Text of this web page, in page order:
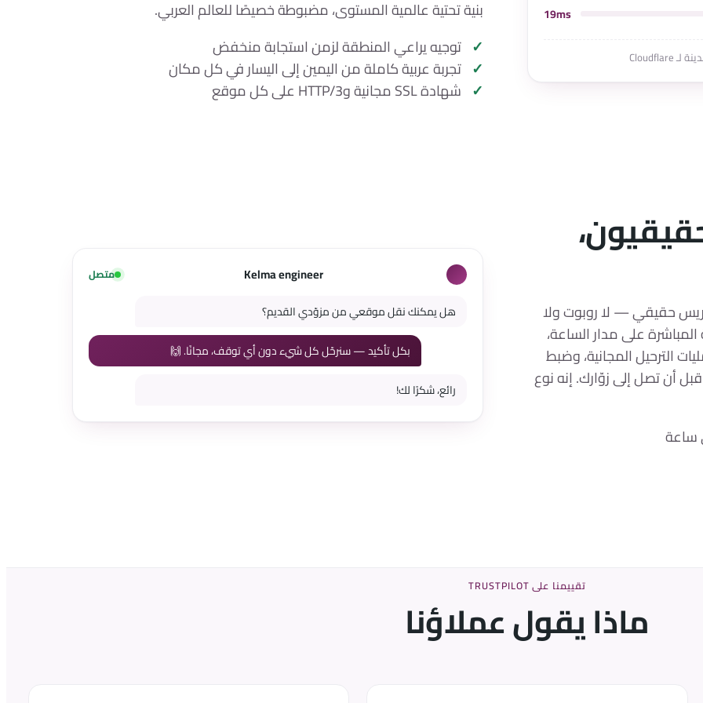
19ms
بنية تحتية عالمية المستوى، مضبوطة خصيصًا للعالم العربي.
توجيه يراعي المنطقة لزمن استجابة منخفض
تجربة عربية كاملة من اليمين إلى اليسار في كل مكان
شهادة SSL مجانية وHTTP/3 على كل موقع
حقيقي — لا روبوت ولا
المباشرة على مدار الساعة،
الترحيل المجانية، وضبط
قبل أن تصل إلى زوّارك. إنه نوع
ساعة
Kelma engineer متصل
هل يمكنك نقل موقعي من مزوّدي القديم؟
بكل تأكيد — سنرحّل كل شيء دون أي توقف، مجانًا. 🙌
رائع، شكرًا لك!
تقييمنا على TRUSTPILOT
ماذا يقول عملاؤنا